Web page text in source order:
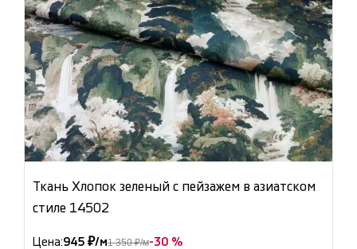
Ткань Хлопок зеленый с пейзажем в азиатском
стиле 14502
Цена:945 ₽/м1 350 ₽/м-30 %